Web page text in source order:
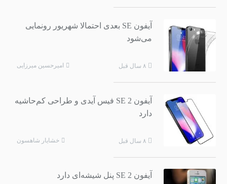
آیفون SE بعدی احتمالا شهریور رونمایی
می‌شود
۸ سال قبل امیرحسین میرزایی
آیفون SE 2 فیس آیدی و طراحی کم‌حاشیه
دارد
۸ سال قبل خشایار شاهسون
آیفون SE 2 پنل شیشه‌ای دارد